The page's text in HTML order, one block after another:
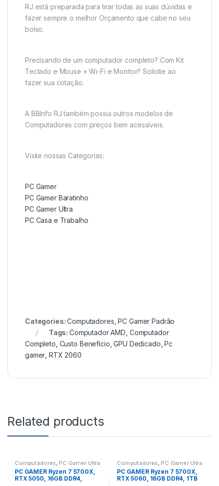
RJ está preparada para tirar todas as suas dúvidas e
fazer sempre o melhor Orçamento que cabe no seu
bolso.
Precisando de um computador completo? Com Kit
Teclado e Mouse + Wi-Fi e Monitor? Solicite ao
fazer sua cotação.
A BBInfo RJ também possui outros modelos de
Computadores com preços bem acessíveis.
Visite nossas Categorias:
PC Gamer
PC Gamer Baratinho
PC Gamer Ultra
PC Casa e Trabalho
Categories:Computadores ,PC Gamer Padrão
Tags:Computador AMD Computador
Completo Custo Benefício ,GPU Dedicado ,Pc
gamer ,RTX 2060
Related products
Computadores PC Gamer Ultra
PC GAMER Ryzen 7 5700X,
RTX 5050, 16GB DDR4,
Computadores PC Gamer Ultra
PC GAMER Ryzen 7 5700X,
RTX 5060, 16GB DDR4, 1TB